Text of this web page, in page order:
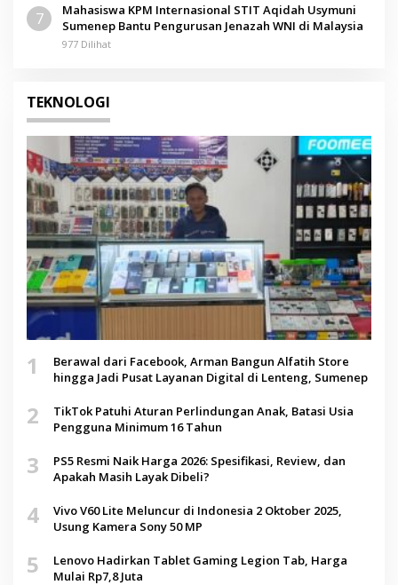
7
Mahasiswa KPM Internasional STIT Aqidah Usymuni
Sumenep Bantu Pengurusan Jenazah WNI di Malaysia
977 Dilihat
TEKNOLOGI
1
Berawal dari Facebook, Arman Bangun Alfatih Store
hingga Jadi Pusat Layanan Digital di Lenteng, Sumenep
2
TikTok Patuhi Aturan Perlindungan Anak, Batasi Usia
Pengguna Minimum 16 Tahun
3
PS5 Resmi Naik Harga 2026: Spesifikasi, Review, dan
Apakah Masih Layak Dibeli?
4
Vivo V60 Lite Meluncur di Indonesia 2 Oktober 2025,
Usung Kamera Sony 50 MP
5
Lenovo Hadirkan Tablet Gaming Legion Tab, Harga
Mulai Rp7,8 Juta